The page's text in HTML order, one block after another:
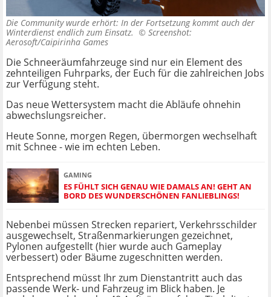
Die Community wurde erhört: In der Fortsetzung kommt auch der
Winterdienst endlich zum Einsatz. © Screenshot:
Aerosoft/Caipirinha Games
Die Schneeräumfahrzeuge sind nur ein Element des
zehnteiligen Fuhrparks, der Euch für die zahlreichen Jobs
zur Verfügung steht.
Das neue Wettersystem macht die Abläufe ohnehin
abwechslungsreicher.
Heute Sonne, morgen Regen, übermorgen wechselhaft
mit Schnee - wie im echten Leben.
GAMING
ES FÜHLT SICH GENAU WIE DAMALS AN! GEHT AN
BORD DES WUNDERSCHÖNEN FANLIEBLINGS!
Nebenbei müssen Strecken repariert, Verkehrsschilder
ausgewechselt, Straßenmarkierungen gezeichnet,
Pylonen aufgestellt (hier wurde auch Gameplay
verbessert) oder Bäume zugeschnitten werden.
Entsprechend müsst Ihr zum Dienstantritt auch das
passende Werk- und Fahrzeug im Blick haben. Je